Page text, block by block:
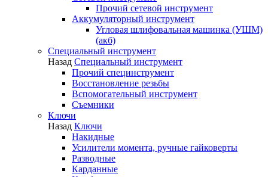
Прочий сетевой инструмент
Аккумуляторный инструмент
Угловая шлифовальная машинка (УШМ)
(акб)
Специальный инструмент
Назад Специальный инструмент
Прочий специнструмент
Восстановление резьбы
Вспомогательный инструмент
Съемники
Ключи
Назад Ключи
Накидные
Усилители момента, ручные гайковерты
Разводные
Карданные